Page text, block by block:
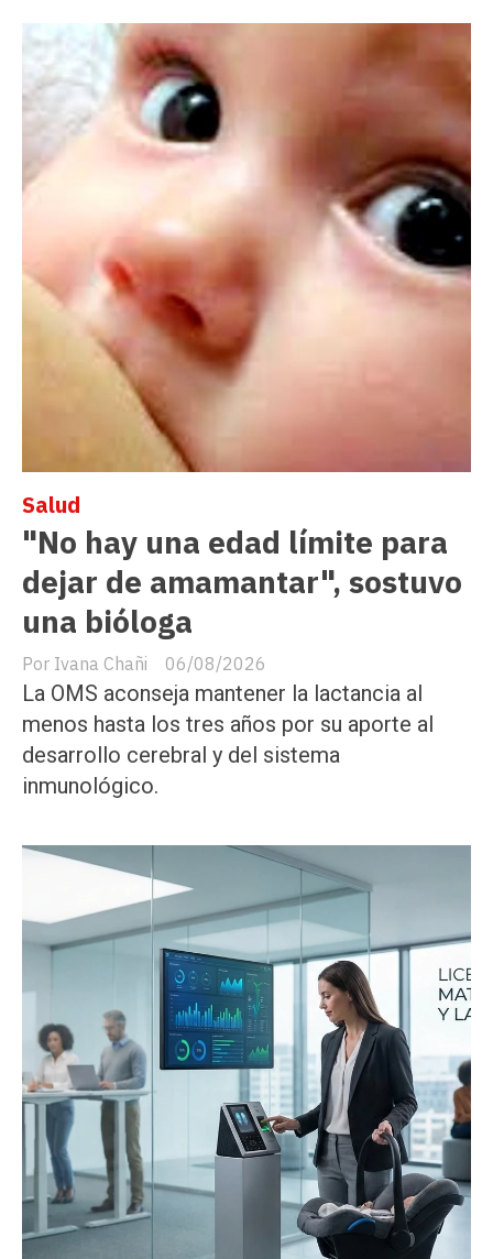
"No hay una edad límite para
dejar de amamantar", sostuvo
una bióloga
Ivana Chañi
Salud
06/08/2026
La OMS aconseja mantener la lactancia al
menos hasta los tres años por su aporte al
desarrollo cerebral y del sistema
inmunológico.